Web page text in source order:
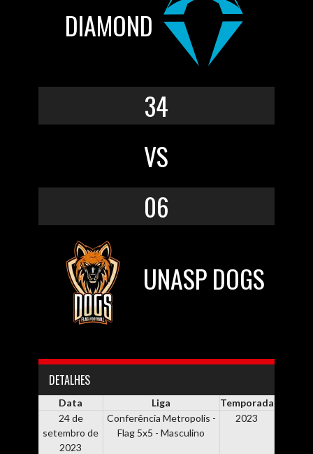
DIAMOND
34
VS
06
UNASP DOGS
DETALHES
Data Liga
Temporada
24 de
setembro de
2023
Conferência Metropolis -
Flag 5x5 - Masculino
2023